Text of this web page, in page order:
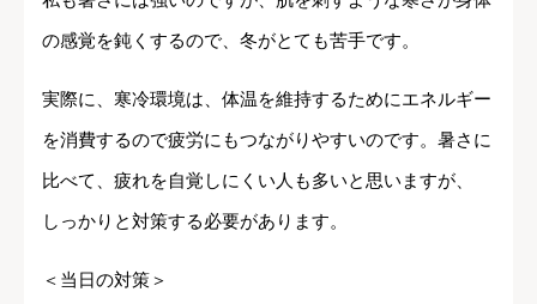
の感覚を鈍くするので、冬がとても苦手です。
実際に、寒冷環境は、体温を維持するためにエネルギー
を消費するので疲労にもつながりやすいのです。暑さに
比べて、疲れを自覚しにくい人も多いと思いますが、
しっかりと対策する必要があります。
＜当日の対策＞